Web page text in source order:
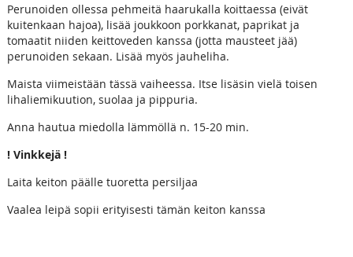
Perunoiden ollessa pehmeitä haarukalla koittaessa (eivät
kuitenkaan hajoa), lisää joukkoon porkkanat, paprikat ja
tomaatit niiden keittoveden kanssa (jotta mausteet jää)
perunoiden sekaan. Lisää myös jauheliha.
Maista viimeistään tässä vaiheessa. Itse lisäsin vielä toisen
lihaliemikuution, suolaa ja pippuria.
Anna hautua miedolla lämmöllä n. 15-20 min.
! Vinkkejä !
Laita keiton päälle tuoretta persiljaa
Vaalea leipä sopii erityisesti tämän keiton kanssa